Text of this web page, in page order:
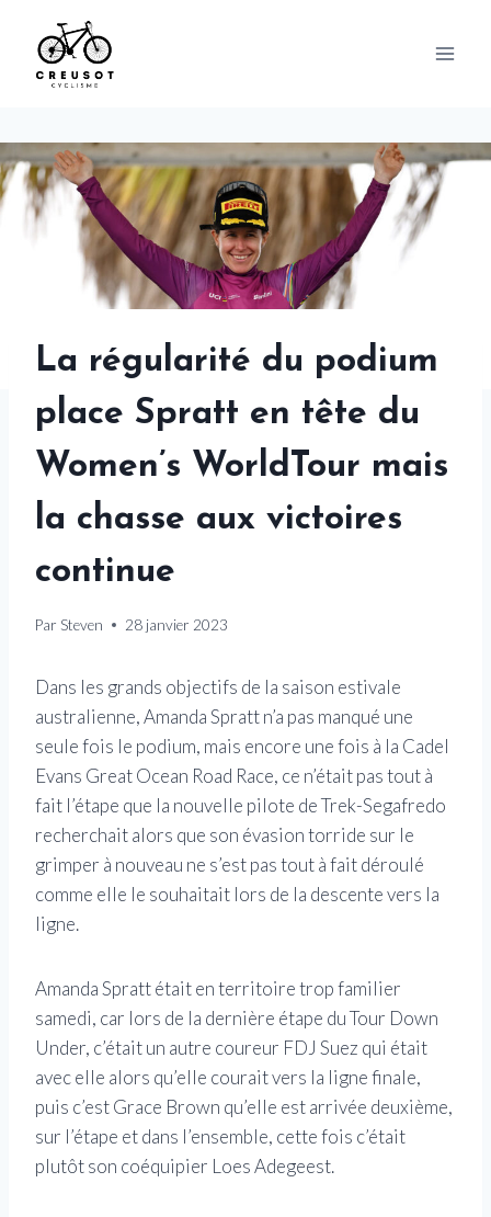
content
La régularité du podium
place Spratt en tête du
Women’s WorldTour mais
la chasse aux victoires
continue
Par Steven 28 janvier 2023
Dans les grands objectifs de la saison estivale
australienne, Amanda Spratt n’a pas manqué une
seule fois le podium, mais encore une fois à la Cadel
Evans Great Ocean Road Race, ce n’était pas tout à
fait l’étape que la nouvelle pilote de Trek-Segafredo
recherchait alors que son évasion torride sur le
grimper à nouveau ne s’est pas tout à fait déroulé
comme elle le souhaitait lors de la descente vers la
ligne.
Amanda Spratt était en territoire trop familier
samedi, car lors de la dernière étape du Tour Down
Under, c’était un autre coureur FDJ Suez qui était
avec elle alors qu’elle courait vers la ligne finale,
puis c’est Grace Brown qu’elle est arrivée deuxième,
sur l’étape et dans l’ensemble, cette fois c’était
plutôt son coéquipier Loes Adegeest.